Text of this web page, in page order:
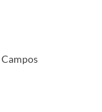
Campos